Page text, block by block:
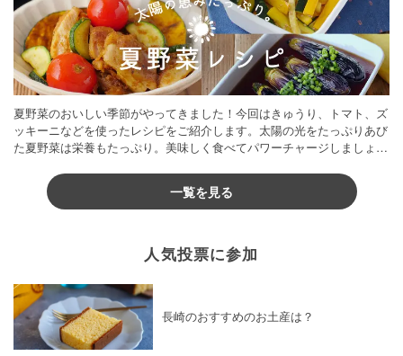
夏野菜のおいしい季節がやってきました！今回はきゅうり、トマト、ズ
ッキーニなどを使ったレシピをご紹介します。太陽の光をたっぷりあび
た夏野菜は栄養もたっぷり。美味しく食べてパワーチャージしましょう
一覧を見る
人気投票に参加
長崎のおすすめのお土産は？